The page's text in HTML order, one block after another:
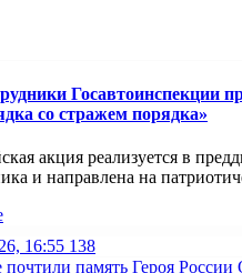
Госавтоинспекции
со стражем порядка»
акция реализуется в
и направлена на
16:55 138